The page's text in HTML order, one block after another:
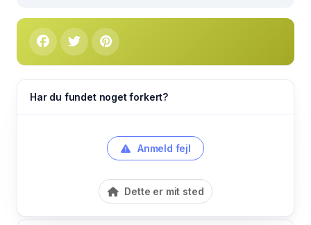
Har du fundet noget forkert?
Anmeld fejl
Dette er mit sted